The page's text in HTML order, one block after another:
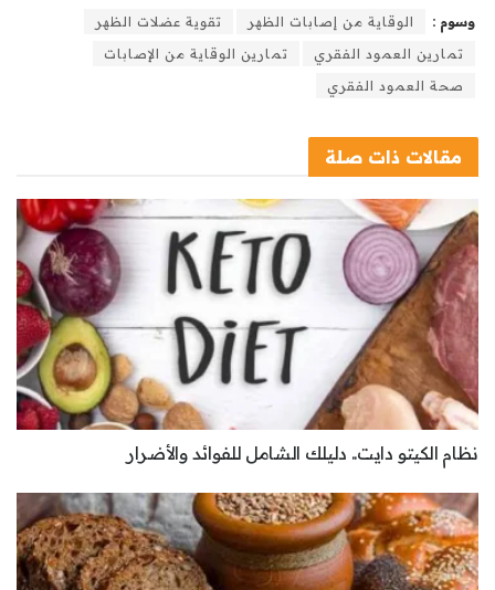
وسوم : الوقاية من إصابات الظهر
تقوية عضلات الظهر
تمارين العمود الفقري
تمارين الوقاية من الإصابات
صحة العمود الفقري
مقالات ذات صلة
نظام الكيتو دايت.. دليلك الشامل للفوائد والأضرار